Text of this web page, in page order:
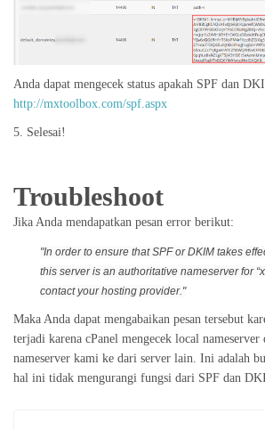
Anda dapat mengecek status apakah SPF dan
http://mxtoolbox.com/spf.aspx
5. Selesai!
Troubleshoot
Jika Anda mendapatkan pesan error berikut:
"In order to ensure that SPF or DKIM takes
this server is an authoritative nameserver for
contact your hosting provider."
Maka Anda dapat mengabaikan pesan tersebut
terjadi karena cPanel mengecek local
nameserver kami ke dari server lain. Ini adalah
hal ini tidak mengurangi fungsi dari SPF dan